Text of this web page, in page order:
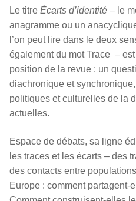
Le titre Écarts d’identité – le
anagramme ou un
l’on peut lire dans le deux
également du mot Trace –
position de la revue : un
diachronique et
politiques et culturelles de la
actuelles.
Espace de débats, sa ligne
les traces et les écarts – des
des contacts entre
Europe : comment partagent-